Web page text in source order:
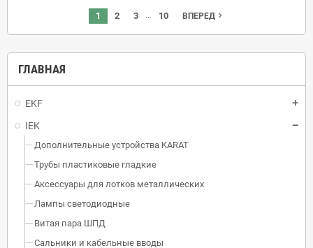
ГЛАВНАЯ
EKF
IEK
Дополнительные устройства KARAT
Трубы пластиковые гладкие
Аксессуары для лотков металлических
Лампы светодиодные
Витая пара ШПД
Сальники и кабельные вводы
1 2 3 … 10 ВПЕРЕДnavigate_next